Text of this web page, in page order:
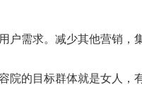
需求。减少其他营销，
院的目标群体就是女人，